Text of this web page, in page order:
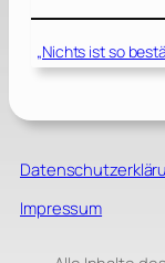
„Nichts ist so
Impressum